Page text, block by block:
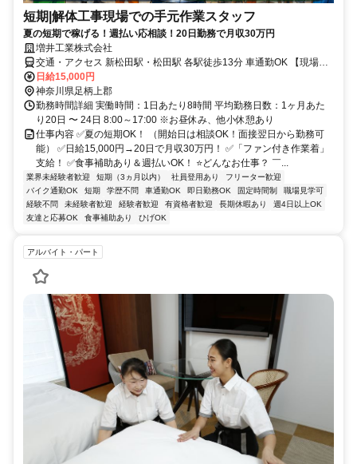
短期|解体工事現場での手元作業スタッフ
夏の短期で稼げる！週払い応相談！20日勤務で月収30万円
増井工業株式会社
交通・アクセス 新松田駅・松田駅 各駅徒歩13分 車通勤OK 【現場エ
リア】 湘南西湘・県央エリア
日給15,000円
神奈川県足柄上郡
勤務時間詳細 実働時間：1日あたり8時間 平均勤務日数：1ヶ月あた
り20日 〜 24日 8:00～17:00 ※お昼休み、他小休憩あり
仕事内容 ✅夏の短期OK！ （開始日は相談OK！面接翌日から勤務可
能） ✅日給15,000円→20日で月収30万円！ ✅「ファン付き作業着」
支給！ ✅食事補助あり＆週払いOK！ ⭐どんなお仕事？ ￣...
業界未経験者歓迎 短期（3ヵ月以内） 社員登用あり
フリーター歓迎
バイク通勤OK
短期 学歴不問 車通勤OK 即日勤務OK 固定時間制
職場見学可
経験不問
未経験者歓迎 経験者歓迎 有資格者歓迎 長期休暇あり
週4日以上OK
友達と応募OK
食事補助あり ひげOK
アルバイト・パート